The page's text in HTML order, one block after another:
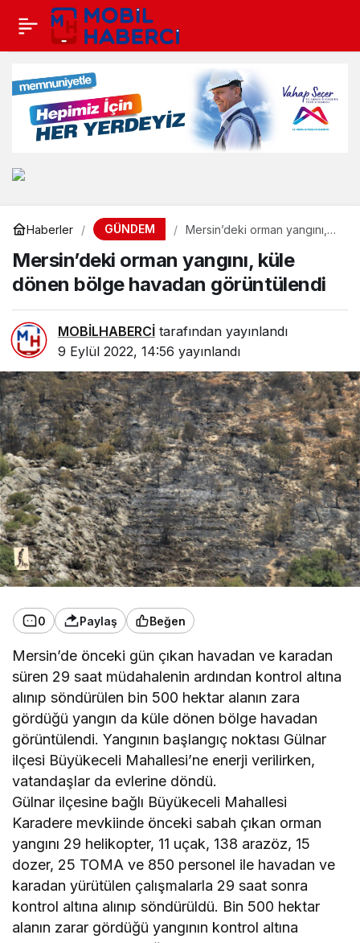
Haberler GÜNDEM
Mersin’deki orman yangını,
görüntülendi
Mersin’deki orman yangını, küle
dönen bölge havadan görüntülendi
MOBİLHABERCİ tarafından yayınlandı
9 Eylül 2022, 14:56 yayınlandı
0 Paylaş Beğen
Mersin’de önceki gün çıkan havadan ve karadan
süren 29 saat müdahalenin ardından kontrol altına
alınıp söndürülen bin 500 hektar alanın zara
gördüğü yangın da küle dönen bölge havadan
görüntülendi. Yangının başlangıç noktası Gülnar
ilçesi Büyükeceli Mahallesi’ne enerji verilirken,
vatandaşlar da evlerine döndü.
Gülnar ilçesine bağlı Büyükeceli Mahallesi
Karadere mevkiinde önceki sabah çıkan orman
yangını 29 helikopter, 11 uçak, 138 arazöz, 15
dozer, 25 TOMA ve 850 personel ile havadan ve
karadan yürütülen çalışmalarla 29 saat sonra
kontrol altına alınıp söndürüldü. Bin 500 hektar
alanın zarar gördüğü yangının kontrol altına